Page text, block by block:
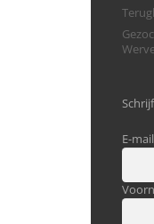
E-